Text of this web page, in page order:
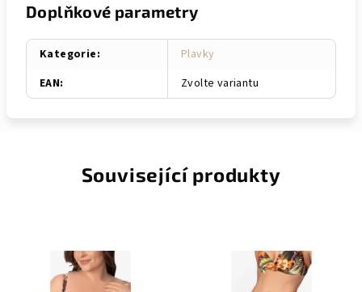
Doplňkové parametry
Kategorie:
Plavky
EAN: Zvolte variantu
Související produkty